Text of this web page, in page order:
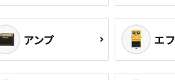
アンプ エ